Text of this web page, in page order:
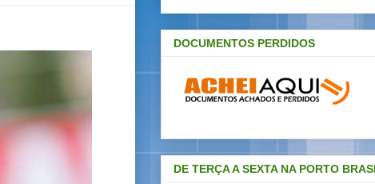
DOCUMENTOS PERDIDOS
DE TERÇA A SEXTA NA PORTO